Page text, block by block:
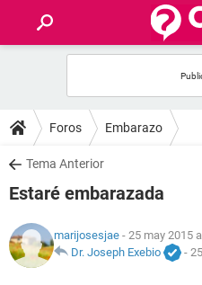
FOROS
SALUD
NUTRICIÓN
Foros Embarazo
Tema Anterior
Estaré embarazada
marijosesjae - 25 may 2015
Dr. Joseph Exebio
-